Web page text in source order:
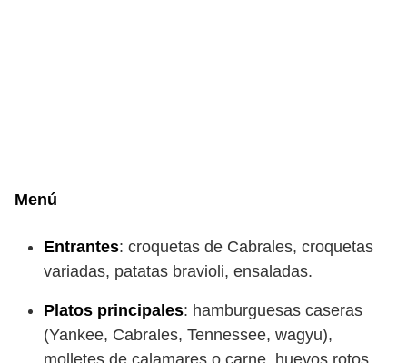
Menú
Entrantes: croquetas de Cabrales, croquetas
variadas, patatas bravioli, ensaladas.
Platos principales: hamburguesas caseras
(Yankee, Cabrales, Tennessee, wagyu),
molletes de calamares o carne, huevos rotos.